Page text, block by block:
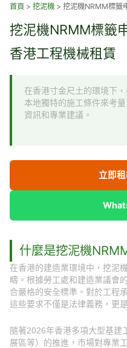
首頁 > 挖泥機 > 挖泥機NRMM標籤
挖泥機NRMM標籤
香港工程機械租賃
在香港寸金尺土的環境下
本地獨特的施工條件來考
資訊和專業建議。
立即
什麼是挖泥機
在香港的建造業環境中，挖泥
疇。根據勞工處和建造業議會
合嚴格的安全標準。對於工程
這些要求不僅是法律義務，更
隨著2026年香港多項大型基建
展區等）的推進，市場對專業